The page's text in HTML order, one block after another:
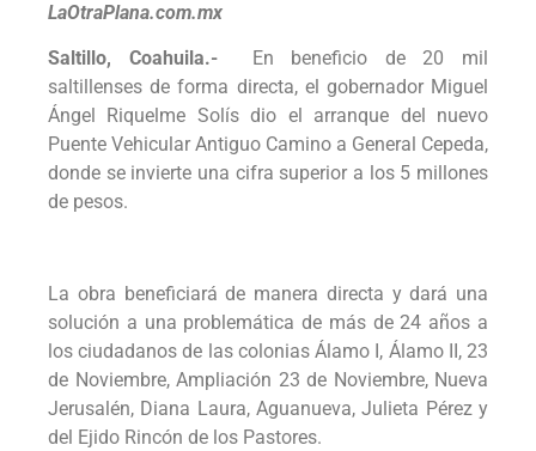
LaOtraPlana.com.mx
Saltillo, Coahuila.-
En beneficio de 20 mil
saltillenses de forma directa, el gobernador Miguel
Ángel Riquelme Solís dio el arranque del nuevo
Puente Vehicular Antiguo Camino a General Cepeda,
donde se invierte una cifra superior a los 5 millones
de pesos.
La obra beneficiará de manera directa y dará una
solución a una problemática de más de 24 años a
los ciudadanos de las colonias Álamo I, Álamo II, 23
de Noviembre, Ampliación 23 de Noviembre, Nueva
Jerusalén, Diana Laura, Aguanueva, Julieta Pérez y
del Ejido Rincón de los Pastores.